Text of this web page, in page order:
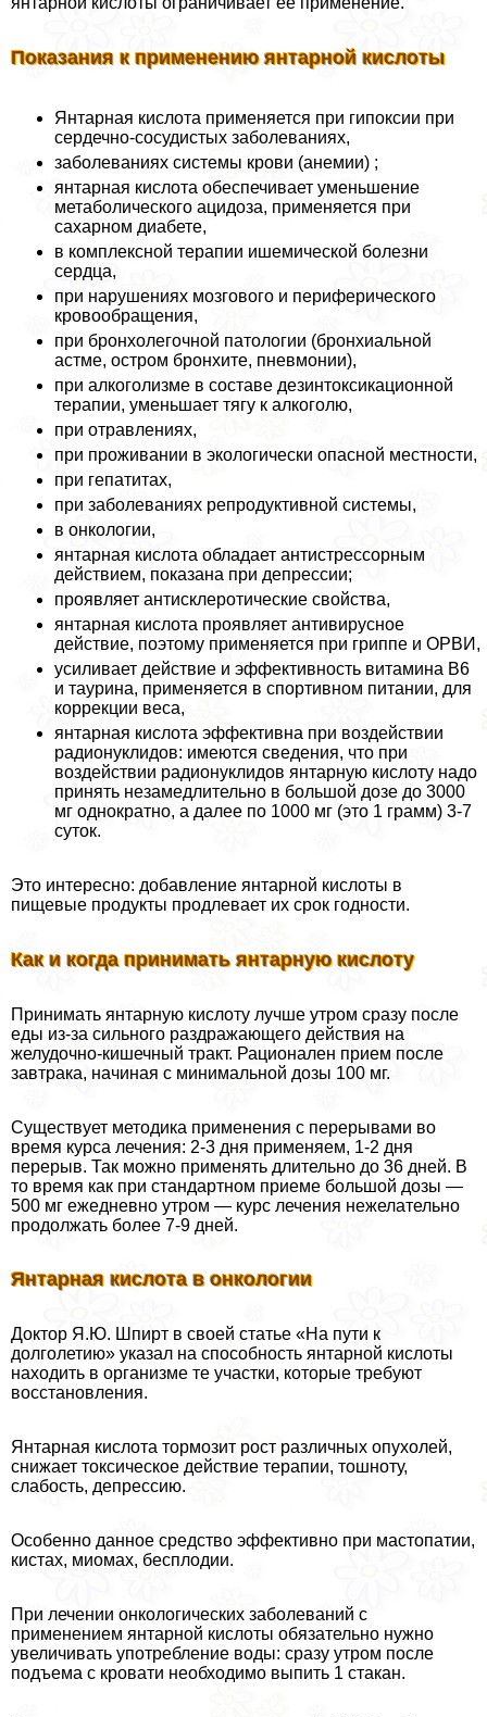
Показания к применению янтарной кислоты
Янтарная кислота применяется при гипоксии при
сердечно-сосудистых заболеваниях,
заболеваниях системы крови (анемии) ;
янтарная кислота обеспечивает уменьшение
метаболического ацидоза, применяется при
сахарном диабете,
в комплексной терапии ишемической болезни
сердца,
при нарушениях мозгового и периферического
кровообращения,
при бронхолегочной патологии (бронхиальной
астме, остром бронхите, пневмонии),
при алкоголизме в составе дезинтоксикационной
терапии, уменьшает тягу к алкоголю,
при отравлениях,
при проживании в экологически опасной местности,
при гепатитах,
при заболеваниях репродуктивной системы,
в oнкoлoгии,
янтарная кислота обладает антистрессорным
действием, показана при депрессии;
проявляет антисклеротические свойства,
янтарная кислота проявляет антивирусное
действие, поэтому применяется при гриппе и ОРВИ,
усиливает действие и эффективность витамина В6
и таурина, применяется в спортивном питании, для
коррекции веса,
янтарная кислота эффективна при воздействии
радионуклидов: имеются сведения, что при
воздействии радионуклидов янтарную кислоту надо
принять незамедлительно в большой дозе до 3000
мг однократно, а далее по 1000 мг (это 1 грамм) 3-7
суток.
Это интересно: добавление янтарной кислоты в
пищевые продукты продлевает их срок годности.
Как и когда принимать янтарную кислоту
Принимать янтарную кислоту лучше утром сразу после
еды из-за сильного раздражающего действия на
желудочно-кишечный тpaкт. Рационален прием после
завтpaка, начиная с минимальной дозы 100 мг.
Существует методика применения с перерывами во
время курса лечения: 2-3 дня применяем, 1-2 дня
перерыв. Так можно применять длительно до 36 дней. В
то время как при стандартном приеме большой дозы —
500 мг ежедневно утром — курс лечения нежелательно
продолжать более 7-9 дней.
Янтарная кислота в oнкoлoгии
Доктор Я.Ю. Шпирт в своей статье «На пути к
долголетию» указал на способность янтарной кислоты
находить в организме те участки, которые требуют
восстановления.
Янтарная кислота тормозит рост различных опухолей,
снижает токсическое действие терапии, тошноту,
слабость, депрессию.
Особенно данное средство эффективно при мастопатии,
кистах, миомах, бесплодии.
При лечении oнкoлoгических заболеваний с
применением янтарной кислоты обязательно нужно
увеличивать употрeбление воды: сразу утром после
подъема с кровати необходимо выпить 1 стакан.